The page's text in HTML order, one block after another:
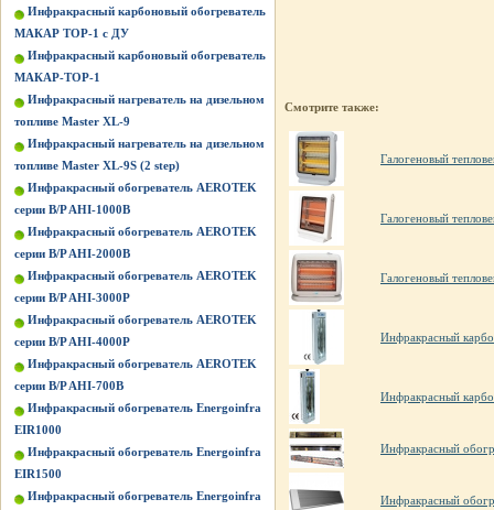
Инфракрасный карбоновый обогреватель
МАКАР ТОР-1 с ДУ
Инфракрасный карбоновый обогреватель
МАКАР-ТОР-1
Инфракрасный нагреватель на дизельном
топливе Master XL-9
Инфракрасный нагреватель на дизельном
топливе Master XL-9S (2 step)
Инфракрасный обогреватель AEROTEK
серии B/P AHI-1000B
Инфракрасный обогреватель AEROTEK
серии B/P AHI-2000B
Инфракрасный обогреватель AEROTEK
серии B/P AHI-3000P
Инфракрасный обогреватель AEROTEK
серии B/P AHI-4000P
Инфракрасный обогреватель AEROTEK
серии B/P AHI-700B
Инфракрасный обогреватель Energoinfra
EIR1000
Инфракрасный обогреватель Energoinfra
EIR1500
Инфракрасный обогреватель Energoinfra
Смотрите также:
Галогеновый
Галогеновый
Галогеновый
Инфракрасный
Инфракрасный
Инфракрасный
Инфракрасный